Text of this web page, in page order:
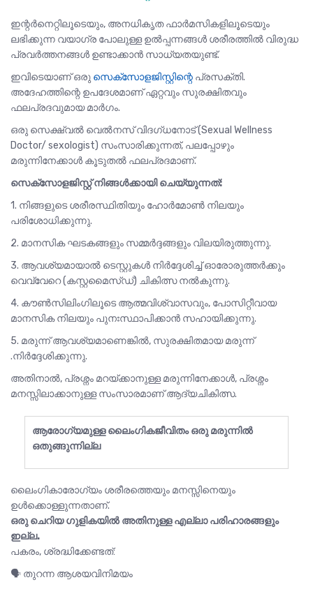
ഇന്റർനെറ്റിലൂടെയും, അനധികൃത ഫാർമസികളിലൂടെയും
ലഭിക്കുന്ന വയാഗ്ര പോലുള്ള ഉൽപ്പന്നങ്ങൾ ശരീരത്തിൽ വിരുദ്ധ
പ്രവർത്തനങ്ങൾ ഉണ്ടാക്കാൻ സാധ്യതയുണ്ട്.
ഇവിടെയാണ് ഒരു സെക്സോളജിസ്റ്റിന്റെ പ്രസക്തി.
അദേഹത്തിന്റെ ഉപദേശമാണ് ഏറ്റവും സുരക്ഷിതവും
ഫലപ്രദവുമായ മാർഗം.
ഒരു സെക്ഷ്വൽ വെൽനസ് വിദഗ്ധനോട് (Sexual Wellness
Doctor/ sexologist) സംസാരിക്കുന്നത്, പലപ്പോഴും
മരുന്നിനേക്കാൾ കൂടുതൽ ഫലപ്രദമാണ്.
സെക്സോളജിസ്റ്റ് നിങ്ങൾക്കായി ചെയ്യുന്നത്:
1. നിങ്ങളുടെ ശരീരസ്ഥിതിയും ഹോർമോൺ നിലയും
പരിശോധിക്കുന്നു.
2. മാനസിക ഘടകങ്ങളും സമ്മർദ്ദങ്ങളും വിലയിരുത്തുന്നു.
3. ആവശ്യമായാൽ ടെസ്റ്റുകൾ നിർദ്ദേശിച്ച് ഓരോരുത്തർക്കും
വെവ്വേറെ (കസ്റ്റമൈസ്ഡ്) ചികിത്സ നൽകുന്നു.
4. കൗൺസിലിംഗിലൂടെ ആത്മവിശ്വാസവും, പോസിറ്റീവായ
മാനസിക നിലയും പുനഃസ്ഥാപിക്കാൻ സഹായിക്കുന്നു.
5. മരുന്ന് ആവശ്യമാണെങ്കിൽ, സുരക്ഷിതമായ മരുന്ന്
.നിർദ്ദേശിക്കുന്നു.
അതിനാൽ, പ്രശ്നം മറയ്ക്കാനുള്ള മരുന്നിനേക്കാൾ, പ്രശ്നം
മനസ്സിലാക്കാനുള്ള സംസാരമാണ് ആദ്യചികിത്സ.
ആരോഗ്യമുള്ള ലൈംഗികജീവിതം ഒരു മരുന്നിൽ
ഒതുങ്ങുന്നില്ല
ലൈംഗികാരോഗ്യം ശരീരത്തെയും മനസ്സിനെയും
ഉൾക്കൊള്ളുന്നതാണ്.
ഒരു ചെറിയ ഗുളികയിൽ അതിനുള്ള എല്ലാ പരിഹാരങ്ങളും
ഇല്ല.
പകരം, ശ്രദ്ധിക്കേണ്ടത്:
🗣️ തുറന്ന ആശയവിനിമയം